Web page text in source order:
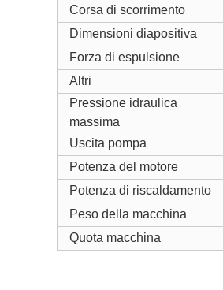
Corsa di scorrimento
Dimensioni diapositiva
Forza di espulsione
Altri
Pressione idraulica
massima
Uscita pompa
Potenza del motore
Potenza di riscaldamento
Peso della macchina
Quota macchina